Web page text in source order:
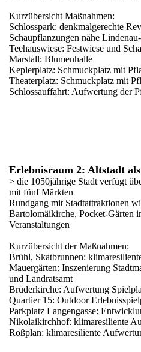
Kurzübersicht Maßnahmen:
Schlosspark: denkmalgerechte
Schaupflanzungen nähe
Teehauswiese: Festwiese und
Marstall: Blumenhalle
Keplerplatz: Schmuckplatz mit
Theaterplatz: Schmuckplatz mit
Schlossauffahrt: Aufwertung der
Erlebnisraum 2: Altstadt
> die 1050jährige Stadt verfügt
mit fünf Märkten
Rundgang mit Stadtattraktionen
Bartolomäikirche, Pocket-Gärten
Veranstaltungen
Kurzübersicht der Maßnahmen:
Brühl, Skatbrunnen:
Mauergärten: Inszenierung
und Landratsamt
Brüderkirche: Aufwertung
Quartier 15: Outdoor
Parkplatz Langengasse:
Nikolaikirchhof: klimaresiliente
Roßplan: klimaresiliente